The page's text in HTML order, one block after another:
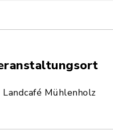
Landcafé Mühlenholz